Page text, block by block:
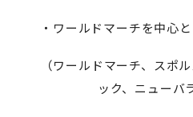
・ワールドマーチを中心
（ワールドマーチ、スポ
ック、ニューバ